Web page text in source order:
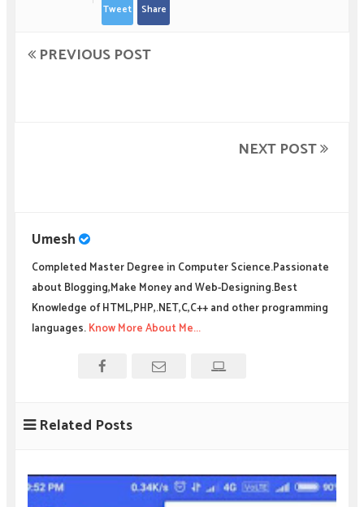
Tweet Share
PREVIOUS POST
NEXT POST
Umesh
Completed Master Degree in Computer Science.Passionate
about Blogging,Make Money and Web-Designing.Best
Knowledge of HTML,PHP,.NET,C,C++ and other programming
languages.Know More About Me...
Related Posts